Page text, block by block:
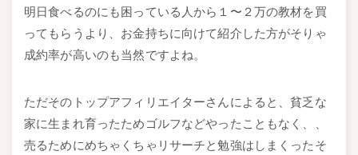
明日食べるのにも困っている人から１〜２万の教材を買
ってもらうより、お金持ちに向けて紹介した方がそりゃ
成約率が高いのも当然ですよね。
ただそのトップアフィリエイターさんによると、貧乏な
家に生まれ育ったためゴルフなどやったこともなく、、
売るためにめちゃくちゃリサーチと勉強はしまくったそ